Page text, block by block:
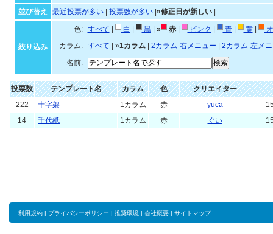
並び替え
最近投票が多い| 投票数が多い| »修正日が新しい|
絞り込み
色: すべて 白 黒| » 赤| ピンク 青| 黄|
カラム:
すべて »1カラム| 2カラム-右メニュー
2カラム-左メ
名前:
投票数 テンプレート名 カラム 色
クリエイター
222
十字架 1カラム 赤 yuca
14
千代紙 1カラム 赤 ぐい
利用規約 | プライバシーポリシー | 推奨環境 | 会社概要 | サイトマップ